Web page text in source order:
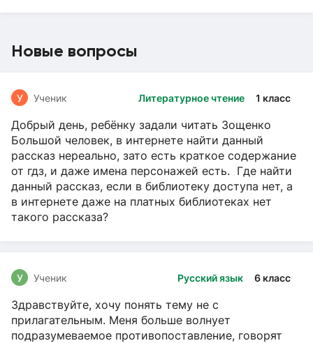
Новые вопросы
Литературное чтение 1 класс
У Ученик
Добрый день, ребёнку задали читать Зощенко
Большой человек, в интернете найти данный
рассказ нереально, зато есть краткое содержание
от гдз, и даже имена персонажей есть. Где найти
данный рассказ, если в библиотеку доступа нет, а
в интернете даже на платных библиотеках нет
такого рассказа?
Русский язык 6 класс
У Ученик
Здравствуйте, хочу понять тему не с
прилагательным. Меня больше волнует
подразумеваемое противопоставление, говорят